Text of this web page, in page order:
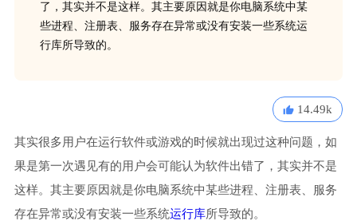
了，其实并不是这样。其主要原因就是你电脑系统中某
些进程、注册表、服务存在异常或没有安装一些系统运
行库所导致的。
14.49k
其实很多用户在运行软件或游戏的时候就出现过这种问题，如
果是第一次遇见有的用户会可能认为软件出错了，其实并不是
这样。其主要原因就是你电脑系统中某些进程、注册表、服务
存在异常或没有安装一些系统运行库所导致的。